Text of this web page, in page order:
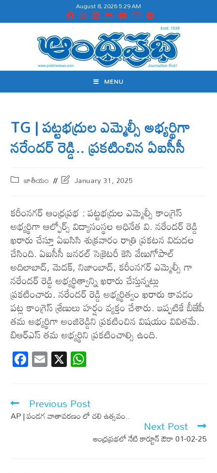
August 8, 2026 5:29 AM
MENU
TG | పట్టభద్రుల ఎమ్మెల్సీ అభ్యర్థిగా
నరేందర్ రెడ్డి.. ప్రకటించిన ఏఐసీసీ
జాతీయం January 31, 2025
కరీంనగర్ ఆంధ్రప్రభ : పట్టభద్రుల ఎమ్మెల్సీ కాంగ్రెస్
అభ్యర్థిగా ఆల్ఫోర్స్ విద్యాసంస్థల అధినేత వి. నరేందర్ రెడ్డి
ఖరారు చేస్తూ ఏఐసిసి శుక్రవారం రాత్రి ప్రకటన విడుదల
చేసింది. ఏఐసీసీ జనరల్ సెక్రెటరీ కెసి వేణుగోపాల్
అదిలాబాద్, మెదక్, నిజాంబాద్, కరీంనగర్ ఎమ్మెల్సీ గా
నరేందర్ రెడ్డి అభ్యర్థిత్వాన్ని ఖరారు చేస్తున్నట్లు
ప్రకటించారు. నరేందర్ రెడ్డి అభ్యర్థిత్వం ఖరారు కావడం
పట్ల కాంగ్రెస్ శ్రేణులు హర్షం వ్యక్తం చేశారు. ఇప్పటికే బీజేపీ
తమ అభ్యర్థిగా అంజిరెడ్డిని ప్రకటించిన విషయం వివితమే.
బిఆర్ఎస్ తమ అభ్యర్థిని ప్రకటించాల్సి ఉంది.
F
ac
b
o
E
m
X
s
A
p
p
Previous Post
AP | పండగ వాతావరణం లో చలి ఉత్సవం..
Next Post
ఆంధ్రప్రభలో నేటి కార్టూన్ ఔరా 01-02-25